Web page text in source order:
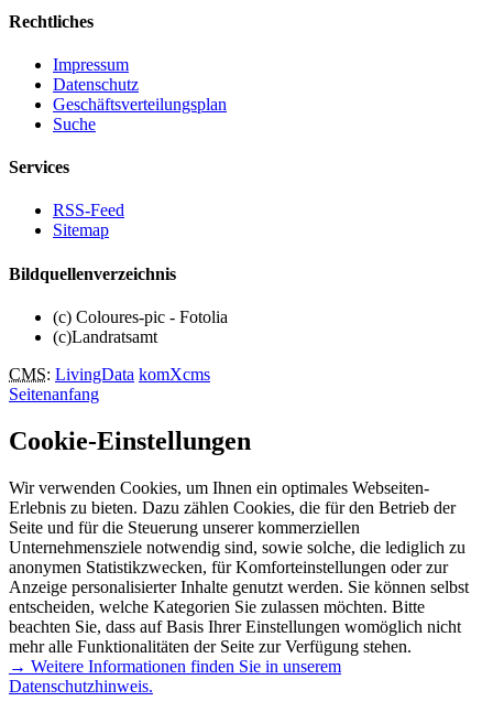
Rechtliches
Impressum
Datenschutz
Geschäftsverteilungsplan
Suche
Services
RSS-Feed
Sitemap
Bildquellenverzeichnis
(c) Coloures-pic - Fotolia
(c)Landratsamt
CMS: LivingData komXcms
Seitenanfang
Cookie-Einstellungen
Wir verwenden Cookies, um Ihnen ein optimales Webseiten-
Erlebnis zu bieten. Dazu zählen Cookies, die für den Betrieb der
Seite und für die Steuerung unserer kommerziellen
Unternehmensziele notwendig sind, sowie solche, die lediglich zu
anonymen Statistikzwecken, für Komforteinstellungen oder zur
Anzeige personalisierter Inhalte genutzt werden. Sie können selbst
entscheiden, welche Kategorien Sie zulassen möchten. Bitte
beachten Sie, dass auf Basis Ihrer Einstellungen womöglich nicht
mehr alle Funktionalitäten der Seite zur Verfügung stehen.
→ Weitere Informationen finden Sie in unserem
Datenschutzhinweis.